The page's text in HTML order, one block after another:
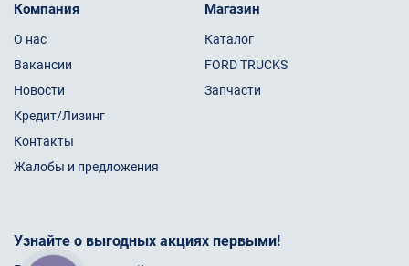
Компания
О нас
Вакансии
Новости
Кредит/Лизинг
Контакты
Жалобы и предложения
Магазин
Каталог
FORD TRUCKS
Запчасти
Узнайте о выгодных акциях первыми!